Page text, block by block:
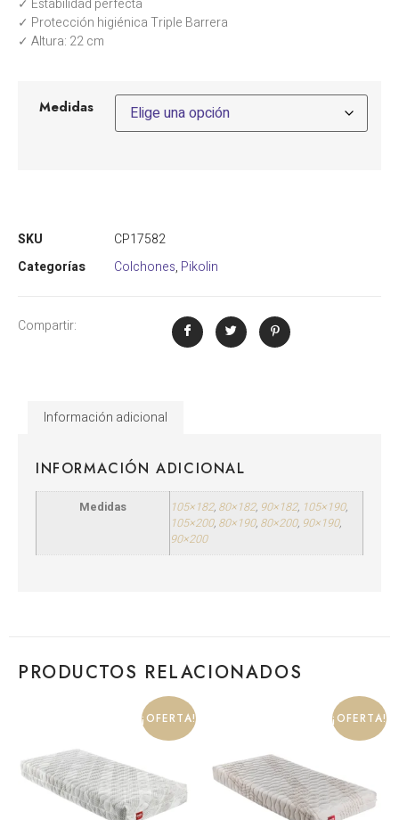
✓ Estabilidad perfecta
✓ Protección higiénica Triple Barrera
✓ Altura: 22 cm
Medidas
SKU
CP17582
Categorías
Colchones, Pikolin
Compartir:
Información adicional
INFORMACIÓN ADICIONAL
Medidas 105×182, 80×182, 90×182, 105×190,
105×200, 80×190, 80×200, 90×190,
90×200
PRODUCTOS RELACIONADOS
¡OFERTA! ¡OFERTA!